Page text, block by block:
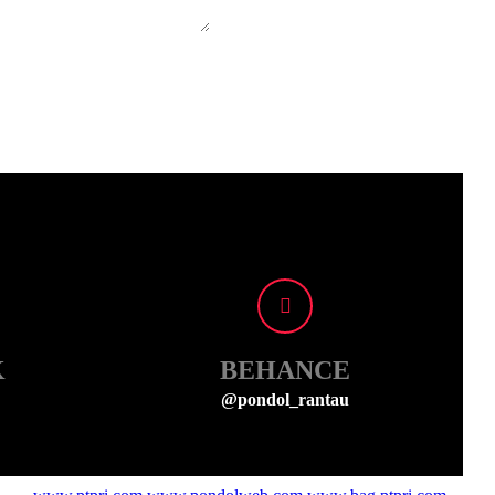
BEHANCE
@pondol_rantau